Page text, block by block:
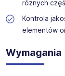
różnych
Kontrola
elementów
Wymagania